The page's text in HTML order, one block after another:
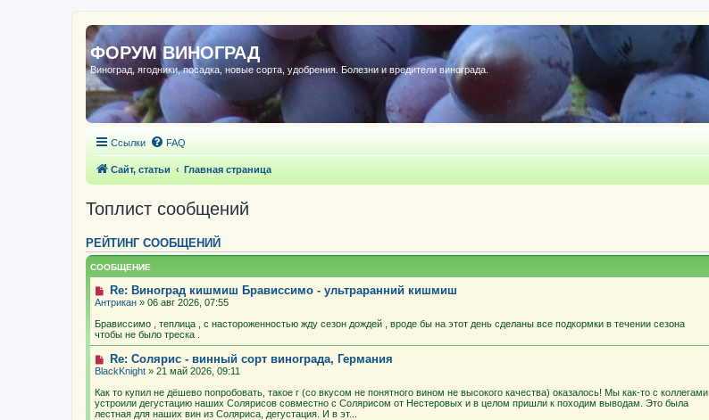
ФОРУМ ВИНОГРАД
Виноград, ягодники, посадка, новые сорта, удобрения. Болезни и вредители винограда.
Ссылки FAQ
Сайт, статьи Главная страница
Топлист сообщений
РЕЙТИНГ СООБЩЕНИЙ
СООБЩЕНИЕ
Re: Виноград кишмиш Брависсимо - ультраранний кишмиш
Антрикан » 06 авг 2026, 07:55
Брависсимо , теплица , с настороженностью жду сезон дождей , вроде бы на этот день сделаны все подкормки в течении сезона
чтобы не было треска .
Re: Солярис - винный сорт винограда, Германия
BlackKnight » 21 май 2026, 09:11
Как то купил не дёшево попробовать, такое г (со вкусом не понятного вином не высокого качества) оказалось! Мы как-то с коллегами
устроили дегустацию наших Солярисов совместно с Солярисом от Нестеровых и в целом пришли к походим выводам. Это была
лестная для наших вин из Соляриса, дегустация. И в эт...